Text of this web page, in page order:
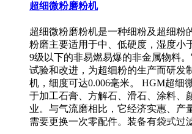
超细微粉磨粉机
超细微粉磨粉机是一种细粉及超细粉
粉磨主要适用于中、低硬度，湿度小
9级以下的非易燃易爆的非金属物料
试验和改进，为超细粉的生产而研发
机，细度可达0.006毫米。 HGM超细
于加工石膏、方解石、滑石、涂料、
业。与气流磨相比，它经济实惠、产
需要更换一次零配件。装备有袋式过